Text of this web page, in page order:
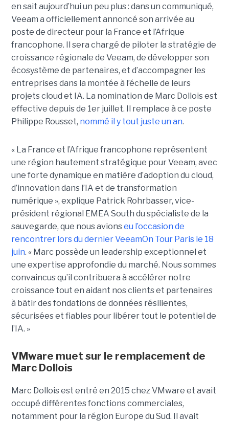
en sait aujourd’hui un peu plus : dans un communiqué,
Veeam a officiellement annoncé son arrivée au
poste de directeur pour la France et l’Afrique
francophone. Il sera chargé de piloter la stratégie de
croissance régionale de Veeam, de développer son
écosystème de partenaires, et d’accompagner les
entreprises dans la montée à l’échelle de leurs
projets cloud et IA. La nomination de Marc Dollois est
effective depuis de 1er juillet. Il remplace à ce poste
Philippe Rousset, nommé il y tout juste un an.
« La France et l’Afrique francophone représentent
une région hautement stratégique pour Veeam, avec
une forte dynamique en matière d’adoption du cloud,
d’innovation dans l’IA et de transformation
numérique », explique Patrick Rohrbasser, vice-
président régional EMEA South du spécialiste de la
sauvegarde, que nous avionseu l’occasion de
rencontrer lors du dernier VeeamOn Tour Paris le 18
juin. « Marc possède un leadership exceptionnel et
une expertise approfondie du marché. Nous sommes
convaincus qu’il contribuera à accélérer notre
croissance tout en aidant nos clients et partenaires
à bâtir des fondations de données résilientes,
sécurisées et fiables pour libérer tout le potentiel de
l’IA. »
VMware muet sur le remplacement de
Marc Dollois
Marc Dollois est entré en 2015 chez VMware et avait
occupé différentes fonctions commerciales,
notamment pour la région Europe du Sud. Il avait